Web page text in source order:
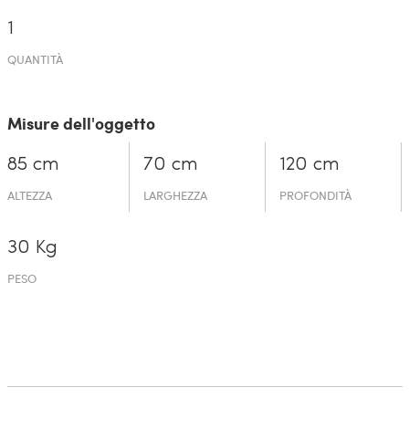
1
QUANTITÀ
Misure dell'oggetto
85 cm
ALTEZZA
70 cm
LARGHEZZA
120 cm
PROFONDITÀ
30 Kg
PESO